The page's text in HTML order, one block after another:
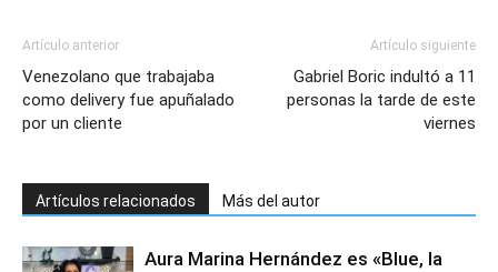
Artículo anterior
Venezolano que trabajaba
como delivery fue apuñalado
por un cliente
Artículo siguiente
Gabriel Boric indultó a 11
personas la tarde de este
viernes
Artículos relacionados Más del autor
Aura Marina Hernández es «Blue, la